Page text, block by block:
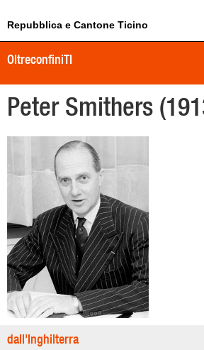
Repubblica e Cantone Ticino
OltreconfiniTI
Peter Smithers
dall'Inghilterra